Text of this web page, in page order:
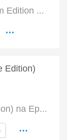
Edition ...
...
Edition)
na Ep...
...